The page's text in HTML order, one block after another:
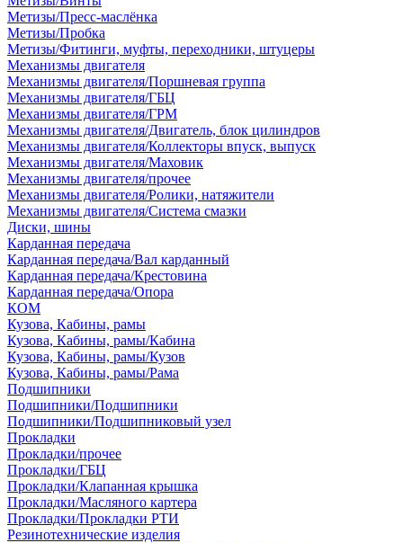
Метизы/Пресс-маслёнка
Метизы/Пробка
Метизы/Фитинги, муфты, переходники, штуцеры
Механизмы двигателя
Механизмы двигателя/Поршневая группа
Механизмы двигателя/ГБЦ
Механизмы двигателя/ГРМ
Механизмы двигателя/Двигатель, блок цилиндров
Механизмы двигателя/Коллекторы впуск, выпуск
Механизмы двигателя/Маховик
Механизмы двигателя/прочее
Механизмы двигателя/Ролики, натяжители
Механизмы двигателя/Система смазки
Диски, шины
Карданная передача
Карданная передача/Вал карданный
Карданная передача/Крестовина
Карданная передача/Опора
КОМ
Кузова, Кабины, рамы
Кузова, Кабины, рамы/Кабина
Кузова, Кабины, рамы/Кузов
Кузова, Кабины, рамы/Рама
Подшипники
Подшипники/Подшипники
Подшипники/Подшипниковый узел
Прокладки
Прокладки/прочее
Прокладки/ГБЦ
Прокладки/Клапанная крышка
Прокладки/Масляного картера
Прокладки/Прокладки РТИ
Резинотехнические изделия